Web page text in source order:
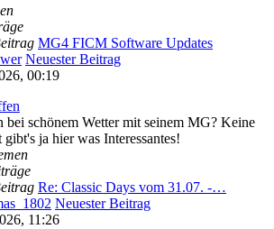
MG4 FICM Software Updates
Neuester Beitrag
00:19
bei schönem Wetter mit seinem MG? Keine
ja hier was Interessantes!
Re: Classic Days vom 31.07. -…
Neuester Beitrag
11:26